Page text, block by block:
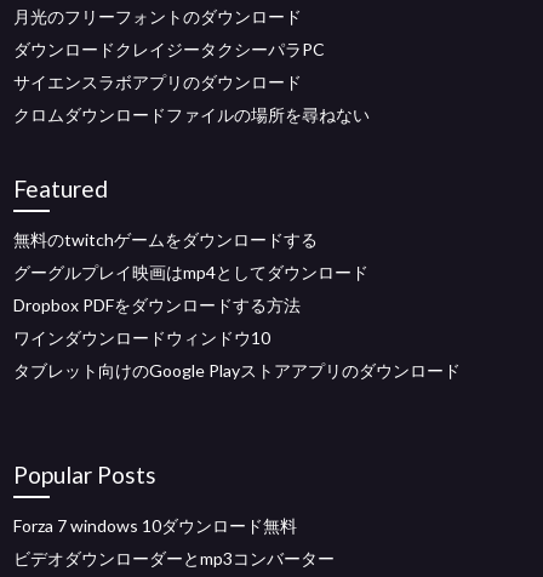
月光のフリーフォントのダウンロード
ダウンロードクレイジータクシーパラPC
サイエンスラボアプリのダウンロード
クロムダウンロードファイルの場所を尋ねない
Featured
無料のtwitchゲームをダウンロードする
グーグルプレイ映画はmp4としてダウンロード
Dropbox PDFをダウンロードする方法
ワインダウンロードウィンドウ10
タブレット向けのGoogle Playストアアプリのダウンロード
Popular Posts
Forza 7 windows 10ダウンロード無料
ビデオダウンローダーとmp3コンバーター